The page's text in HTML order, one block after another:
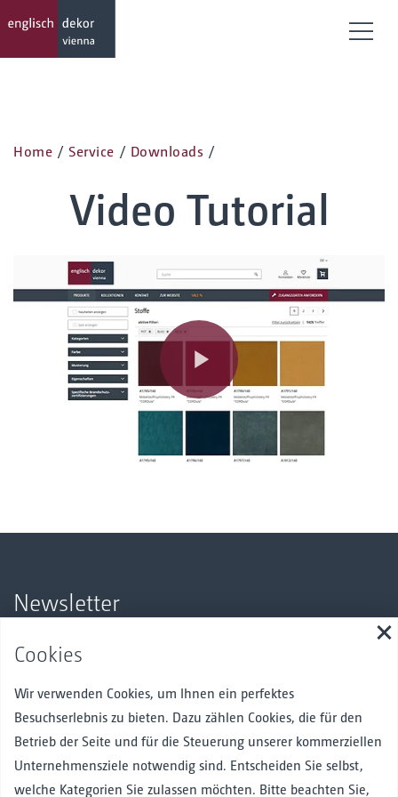
Home / Service / Downloads /
Video Tutorial
Newsletter
Laufenden.
Hier anmelden
Folgen Sie uns
FacebookInstagramPinterestLinked in
Cookies
Wir verwenden Cookies, um Ihnen ein perfektes
Besuchserlebnis zu bieten. Dazu zählen Cookies, die für den
Betrieb der Seite und für die Steuerung unserer kommerziellen
Unternehmensziele notwendig sind. Entscheiden Sie selbst,
welche Kategorien Sie zulassen möchten. Bitte beachten Sie,